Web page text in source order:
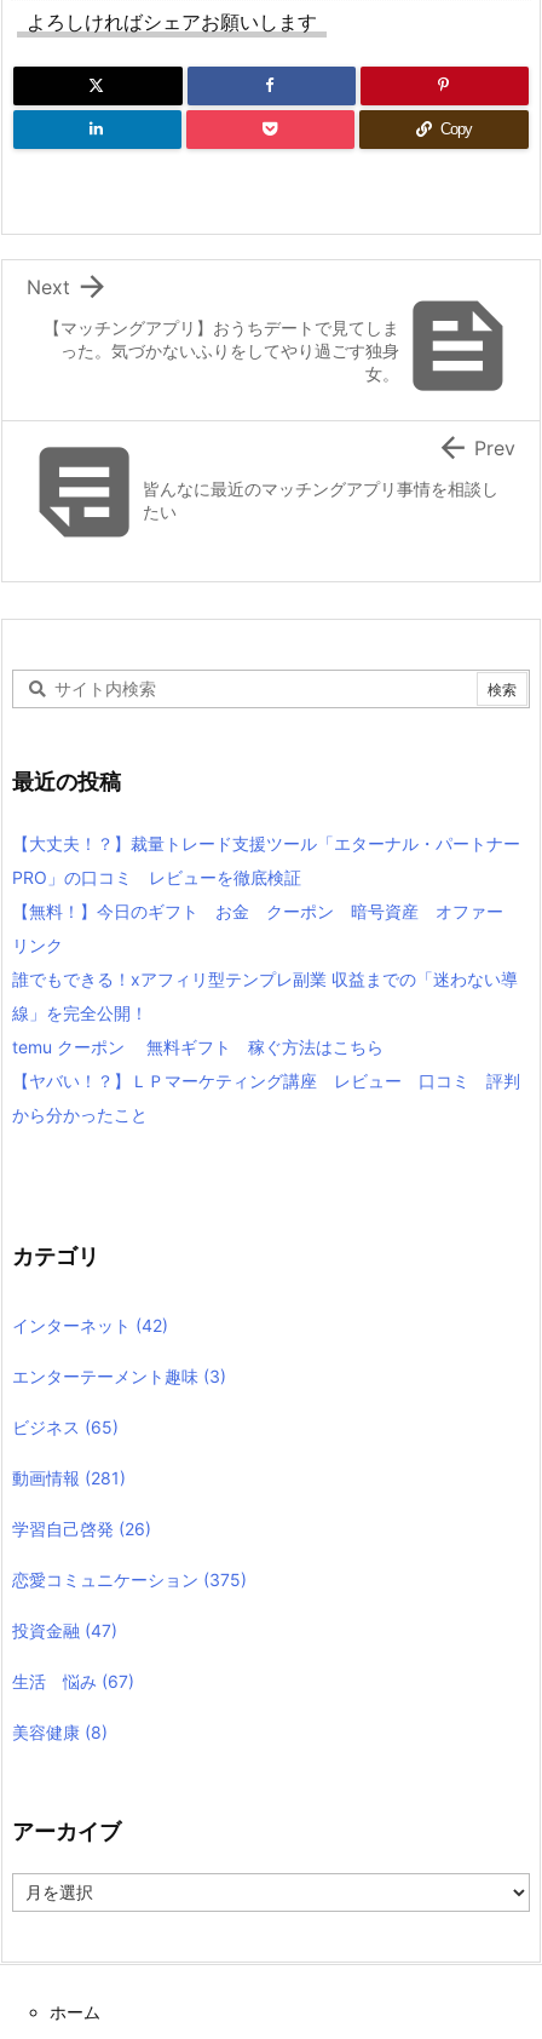
よろしければシェアお願いします
Copy

【マッチングアプリ】おうちデートで見てしま
った。気づかないふりをしてやり過ごす独身
女。

Next
皆んなに最近のマッチングアプリ事情を相談し
たい
 Prev
最近の投稿
【大丈夫！？】裁量トレード支援ツール「エターナル・パートナー
PRO」の口コミ レビューを徹底検証
【無料！】今日のギフト お金 クーポン 暗号資産 オファー
リンク
誰でもできる！xアフィリ型テンプレ副業 収益までの「迷わない導
線」を完全公開！
temu クーポン 無料ギフト 稼ぐ方法はこちら
【ヤバい！？】ＬＰマーケティング講座 レビュー 口コミ 評判
から分かったこと
カテゴリ
インターネット (42)
エンターテーメント趣味 (3)
ビジネス (65)
動画情報 (281)
学習自己啓発 (26)
恋愛コミュニケーション (375)
投資金融 (47)
生活 悩み (67)
美容健康 (8)
アーカイブ
ー
ホーム